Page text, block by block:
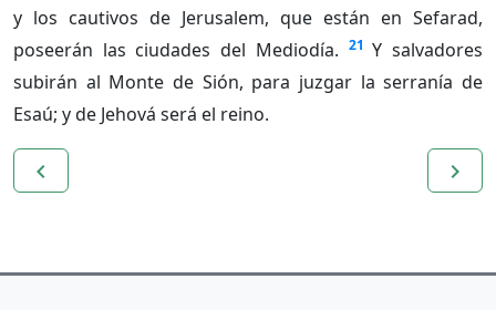
y los cautivos de Jerusalem, que están en Sefarad,
poseerán las ciudades del Mediodía. 21 Y salvadores
subirán al Monte de Sión, para juzgar la serranía de
Esaú; y de Jehová será el reino.
navigate_before navigate_next